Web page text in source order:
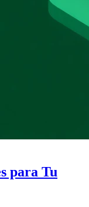
para Tu